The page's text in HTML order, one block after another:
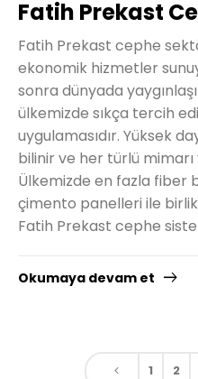
Fatih Prekast
Fatih Prekast cephe
ekonomik hizmetler
sonra dünyada
ülkemizde sıkça tercih
uygulamasıdır. Yüksek
bilinir ve her türlü mimarı
Ülkemizde en fazla fiber
çimento panelleri ile
Fatih Prekast cephe
Okumaya devam et
1 2